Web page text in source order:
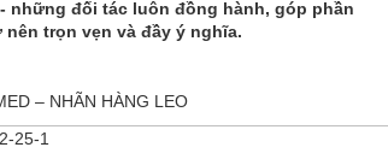
những đối tác luôn đồng hành, góp phần
trọn vẹn và đầy ý nghĩa.
– NHÃN HÀNG LEO